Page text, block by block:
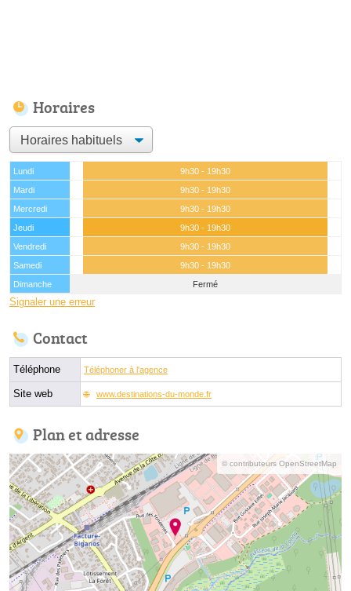
Horaires
Lundi
9h30 - 19h30
Mardi
9h30 - 19h30
Mercredi
9h30 - 19h30
Jeudi
9h30 - 19h30
Vendredi
9h30 - 19h30
Samedi
9h30 - 19h30
Dimanche
Fermé
Signaler une erreur
Contact
Téléphone Téléphoner à l'agence
Site web www.destinations-du-monde.fr
Plan et adresse
© contributeurs OpenStreetMap